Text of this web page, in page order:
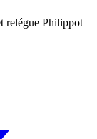
relégue Philippot